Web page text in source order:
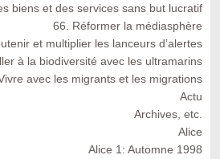
biens et des services sans but lucratif
66. Réformer la médiasphère
et multiplier les lanceurs d’alertes
à la biodiversité avec les ultramarins
avec les migrants et les migrations
Actu
Archives, etc.
Alice
Alice 1: Automne 1998